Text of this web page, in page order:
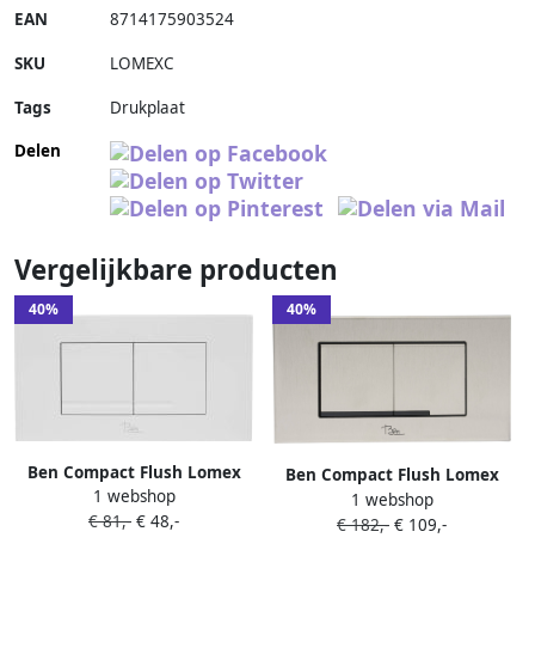
EAN 8714175903524
SKU LOMEXC
Tags
Drukplaat
Delen
Vergelijkbare producten
40%
Ben Compact Flush Lomex
bedieningspaneel glans wit
voor BCF en BCF112
1 webshop
€ 81,- € 48,-
40%
Ben Compact Flush Lomex
bedieningspaneel rvs voor
BCF en BCF112
1 webshop
€ 182,- € 109,-